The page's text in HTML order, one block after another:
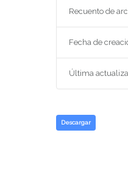
Recuento de
Fecha de
Última
Descargar